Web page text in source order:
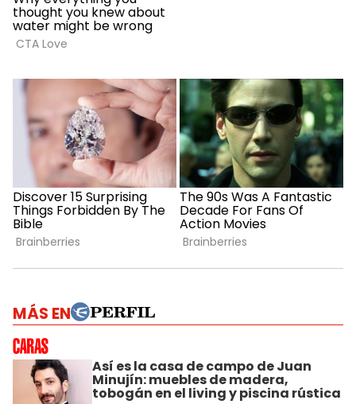
MÁS EN
Así es la casa de campo de Juan
Minujín: muebles de madera,
tobogán en el living y piscina rústica